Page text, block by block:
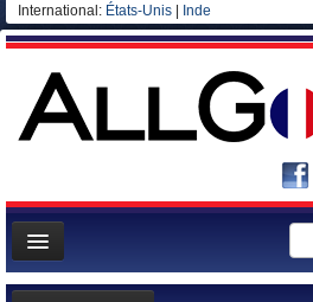
International: États-Unis Inde
Page d'accueil